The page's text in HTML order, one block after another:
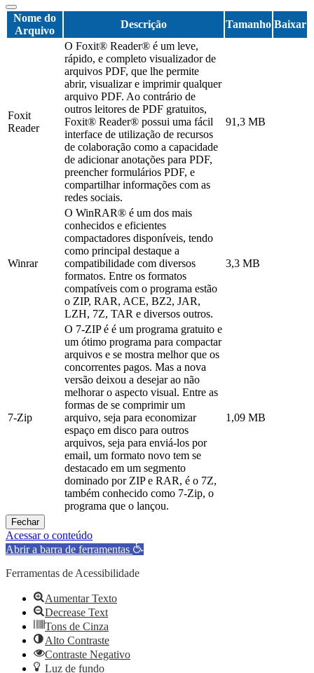
Nome do
Arquivo
Descrição Tamanho Baixar
Foxit
Reader
O Foxit® Reader® é um leve,
rápido, e completo visualizador de
arquivos PDF, que lhe permite
abrir, visualizar e imprimir qualquer
arquivo PDF. Ao contrário de
outros leitores de PDF gratuitos,
Foxit® Reader® possui uma fácil
interface de utilização de recursos
de colaboração como a capacidade
de adicionar anotações para PDF,
preencher formulários PDF, e
compartilhar informações com as
redes sociais.
91,3 MB
Winrar
O WinRAR® é um dos mais
conhecidos e eficientes
compactadores disponíveis, tendo
como principal destaque a
compatibilidade com diversos
formatos. Entre os formatos
compatíveis com o programa estão
o ZIP, RAR, ACE, BZ2, JAR,
LZH, 7Z, TAR e diversos outros.
3,3 MB
7-Zip
O 7-ZIP é é um programa gratuito e
um ótimo programa para compactar
arquivos e se mostra melhor que os
concorrentes pagos. Mas a nova
versão deixou a desejar ao não
melhorar o aspecto visual. Entre as
formas de se comprimir um
arquivo, seja para economizar
espaço em disco para outros
arquivos, seja para enviá-los por
email, um formato novo tem se
destacado em um segmento
dominado por ZIP e RAR, é o 7Z,
também conhecido como 7-Zip, o
programa que o lançou.
1,09 MB
Fechar
Acessar o conteúdo
Abrir a barra de ferramentas
Ferramentas de Acessibilidade
Aumentar Texto
Decrease Text
Tons de Cinza
Alto Contraste
Contraste Negativo
Luz de fundo